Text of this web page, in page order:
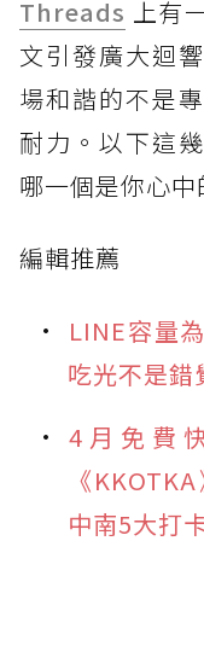
Threads 上有
文引發廣大迴
場和諧的不是
耐力。以下這
哪一個是你心中
編輯推薦
LINE容量
吃光不是錯
4月免費
《
中南5大打